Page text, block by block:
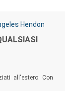
Hendon
all'estero. Con